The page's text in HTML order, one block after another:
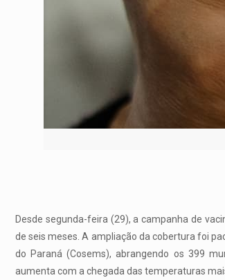
Desde segunda-feira (29), a campanha de
de seis meses. A ampliação da cobertura foi
do Paraná (Cosems), abrangendo os 399
aumenta com a chegada das temperaturas